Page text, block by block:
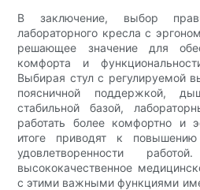
В заключение, выбор
лабораторного кресла с
решающее значение для
комфорта и
Выбирая стул с регулируемой
поясничной поддержкой,
стабильной базой,
работать более комфортно и
итоге приводят к повышению
удовлетворенности
высококачественное
с этими важными функциями